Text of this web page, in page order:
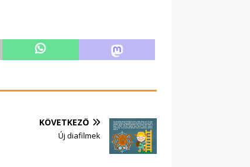
KÖVETKEZŐ
Új diafilmek